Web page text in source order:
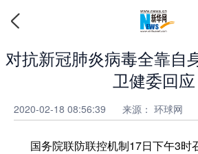
对抗新冠肺炎病毒全靠自
卫健委回应
2020-02-18 08:56:39 来源： 环球网
国务院联防联控机制17日下午3时